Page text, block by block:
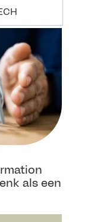
als een